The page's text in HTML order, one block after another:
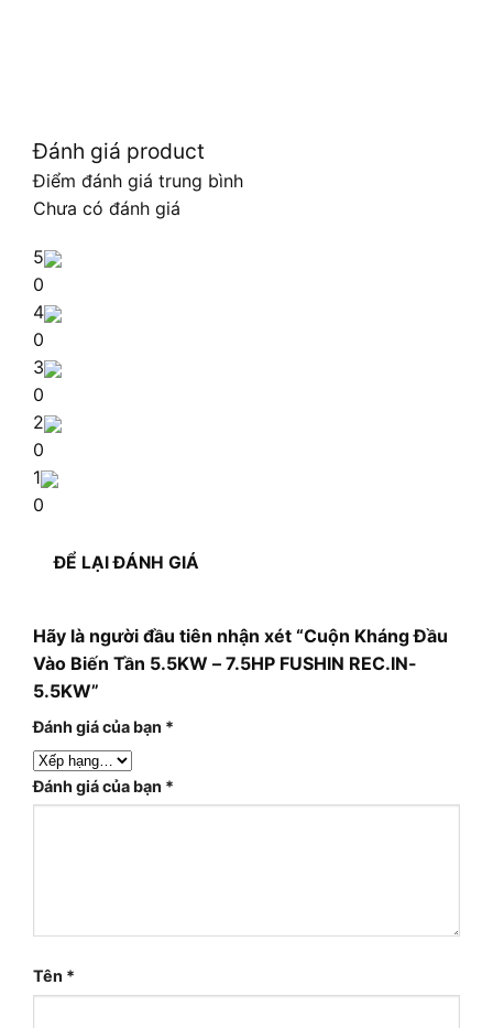
Đánh giá product
Điểm đánh giá trung bình
Chưa có đánh giá
5
0
4
0
3
0
2
0
1
0
ĐỂ LẠI ĐÁNH GIÁ
Hãy là người đầu tiên nhận xét “Cuộn Kháng Đầu
Vào Biến Tần 5.5KW – 7.5HP FUSHIN REC.IN-
5.5KW”
Đánh giá của bạn *
Đánh giá của bạn *
Tên *